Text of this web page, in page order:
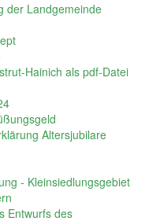
der Landgemeinde
Hainich als pdf-Datei
Altersjubilare
- Kleinsiedlungsgebiet
Entwurfs des